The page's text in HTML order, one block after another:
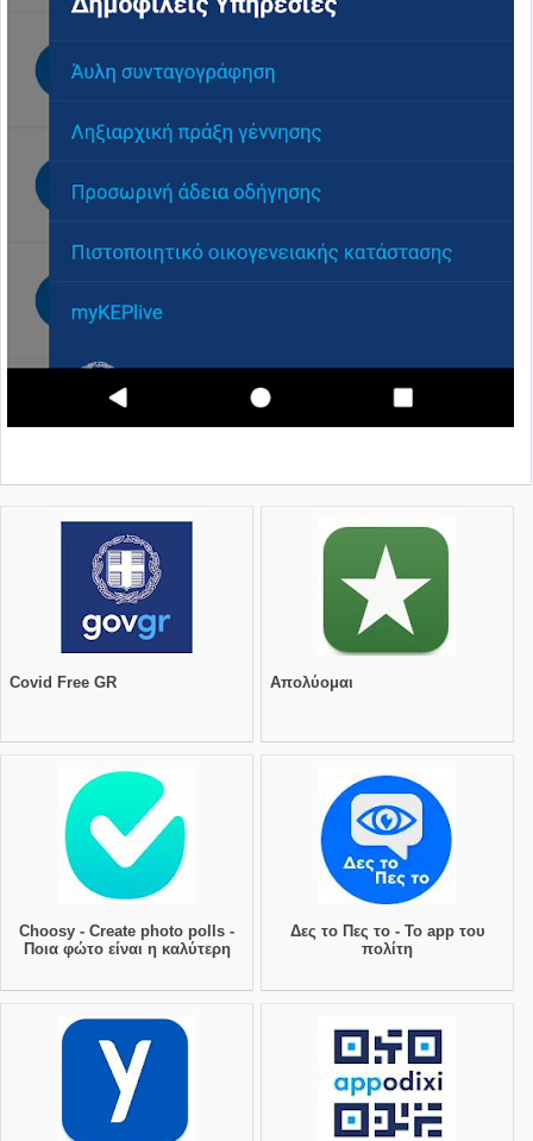
Covid Free GR Απολύομαι
Choosy - Create photo polls -
Ποια φώτο είναι η καλύτερη
Δες το Πες το - Το app του
πολίτη